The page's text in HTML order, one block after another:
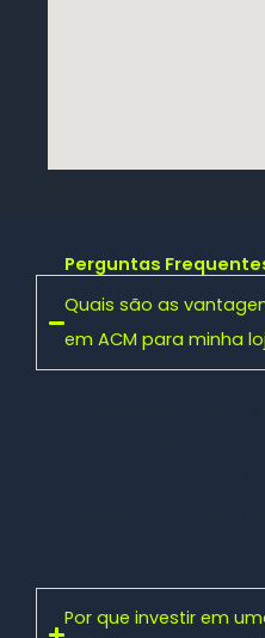
Perguntas
Quais são as
em ACM para minha
Por que investir em